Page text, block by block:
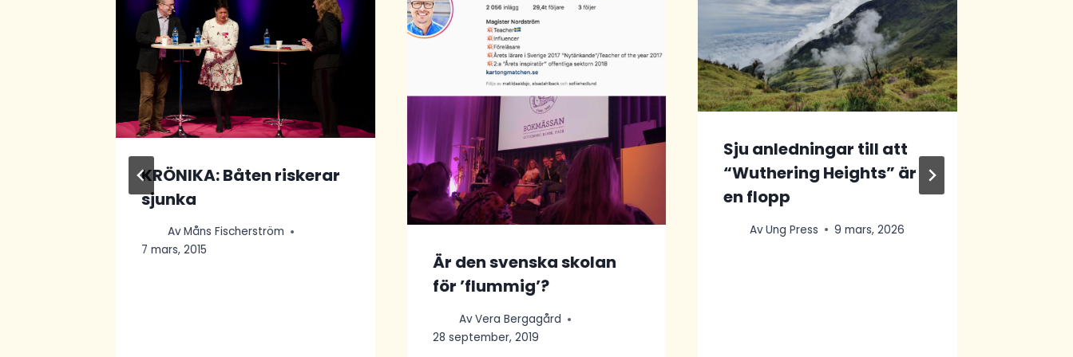
KRÖNIKA: Båten riskerar
sjunka
AvMåns Fischerström
7 mars, 2015
Är den svenska skolan
för ’flummig’?
AvVera Bergagård
28 september, 2019
Sju anledningar till att
“Wuthering Heights” är
en flopp
AvUng Press 9 mars, 2026